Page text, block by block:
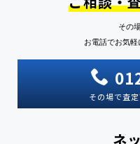
その
お電話でお気軽
その場で査
ネ